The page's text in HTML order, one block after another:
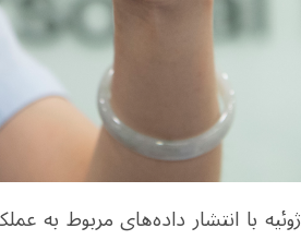
بانک مرکزی چین روز دوشنبه 14 ژوئیه با انتشار